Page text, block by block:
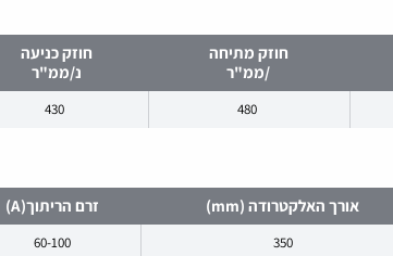
חוזק מתיחה
/ממ"ר
חוזק כניעה
נ/ממ"ר
אורך האלקטרודה (mm) זרם הריתוך(A)
350
60-100